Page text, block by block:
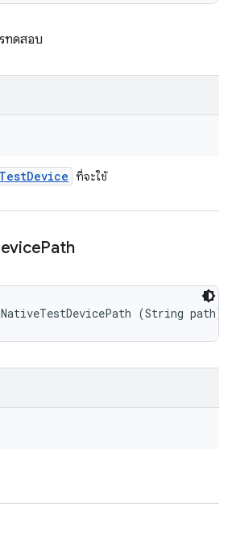
ทดสอบ
Device ที่จะใช้
Path
(String path)